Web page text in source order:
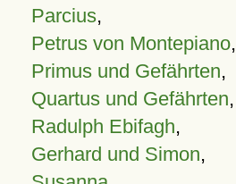
Parcius,
Petrus von Montepiano,
Primus und Gefährten,
Quartus und Gefährten,
Radulph Ebifagh,
Gerhard und Simon,